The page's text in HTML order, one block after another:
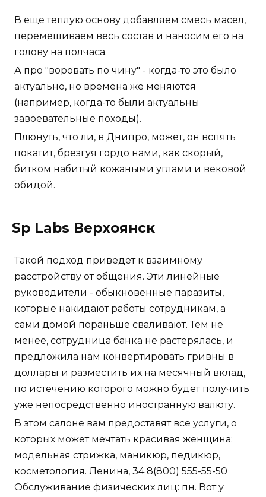
В еще теплую основу добавляем смесь масел,
перемешиваем весь состав и наносим его на
голову на полчаса.
А про "воровать по чину" - когда-то это было
актуально, но времена же меняются
(например, когда-то были актуальны
завоевательные походы).
Плюнуть, что ли, в Днипро, может, он вспять
покатит, брезгуя гордо нами, как скорый,
битком набитый кожаными углами и вековой
обидой.
Sp Labs Верхоянск
Такой подход приведет к взаимному
расстройству от общения. Эти линейные
руководители - обыкновенные паразиты,
которые накидают работы сотрудникам, а
сами домой пораньше сваливают. Тем не
менее, сотрудница банка не растерялась, и
предложила нам конвертировать гривны в
доллары и разместить их на месячный вклад,
по истечению которого можно будет получить
уже непосредственно иностранную валюту.
В этом салоне вам предоставят все услуги, о
которых может мечтать красивая женщина:
модельная стрижка, маникюр, педикюр,
косметология. Ленина, 34 8(800) 555-55-50
Обслуживание физических лиц: пн. Вот у